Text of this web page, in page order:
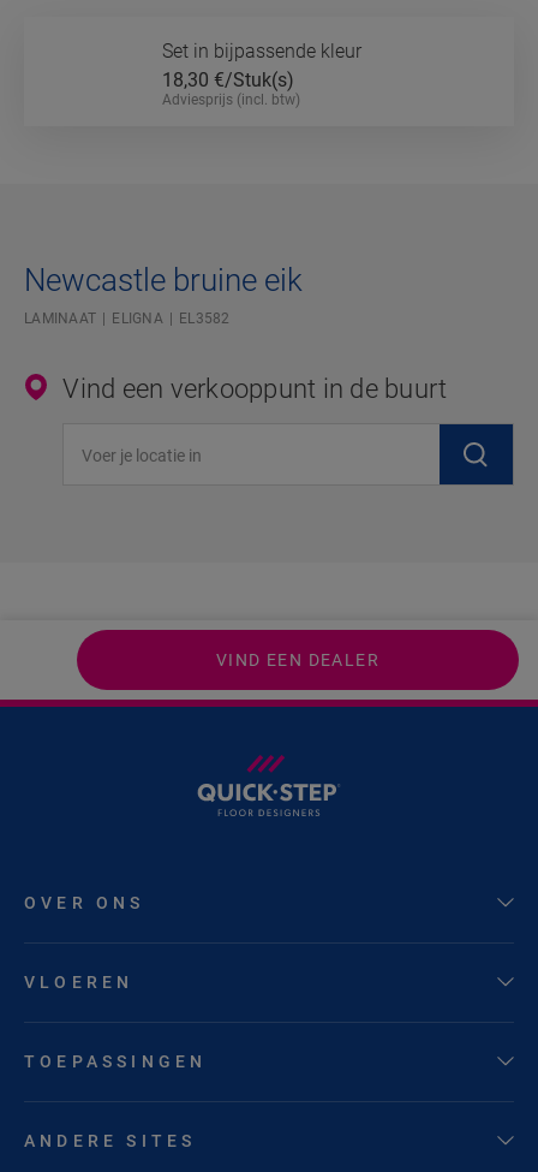
Set in bijpassende kleur
18,30 €/Stuk(s)
Adviesprijs (incl. btw)
Newcastle bruine eik
LAMINAAT ELIGNA EL3582
Vind een verkooppunt in de buurt
VIND EEN DEALER
OVER ONS
VLOEREN
TOEPASSINGEN
ANDERE SITES